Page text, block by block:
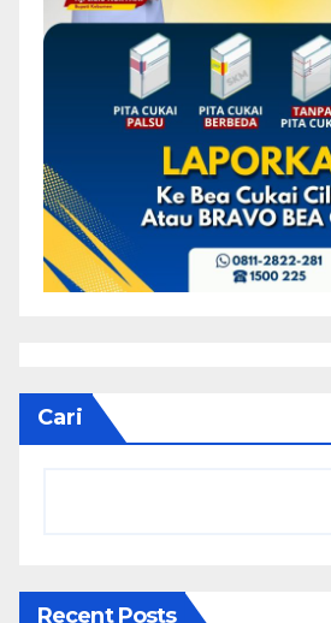
Cari
Recent Posts